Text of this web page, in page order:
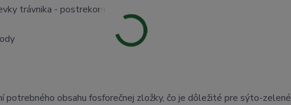
trávnika - postrekom
potrebného obsahu fosforečnej zložky, čo je dôležité pre sýto-zelené